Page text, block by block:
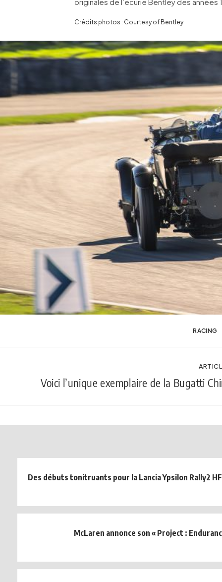
Crédits photos : Courtesy of Bentley
RACING
Voici l’unique exemplaire de la Bugatti
Des débuts tonitruants pour la Lancia Ypsilon Rally2
McLaren annonce son « Project :